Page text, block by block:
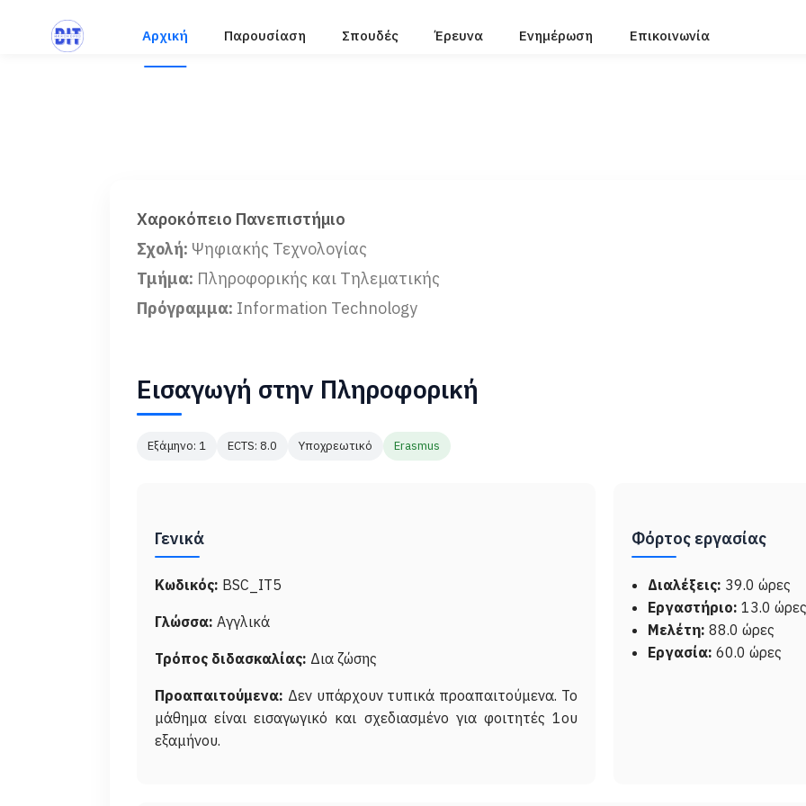
Αρχική Παρουσίαση Σπουδές Έρευνα Ενημέρωση Επικοινωνία
Χαροκόπειο Πανεπιστήμιο
Σχολή: Ψηφιακής Τεχνολογίας
Τμήμα: Πληροφορικής και Τηλεματικής
Πρόγραμμα: Information Technology
Εισαγωγή στην Πληροφορική
Εξάμηνο: 1 ECTS: 8.0 Υποχρεωτικό Erasmus
Γενικά
Κωδικός: BSC_IT5
Γλώσσα: Αγγλικά
Τρόπος διδασκαλίας: Δια ζώσης
Προαπαιτούμενα: Δεν υπάρχουν τυπικά προαπαιτούμενα. Το
μάθημα είναι εισαγωγικό και σχεδιασμένο για φοιτητές 1ου
εξαμήνου.
Φόρτος εργασίας
Διαλέξεις: 39.0 ώρες
Εργαστήριο: 13.0 ώρες
Μελέτη: 88.0 ώρες
Εργασία: 60.0 ώρες